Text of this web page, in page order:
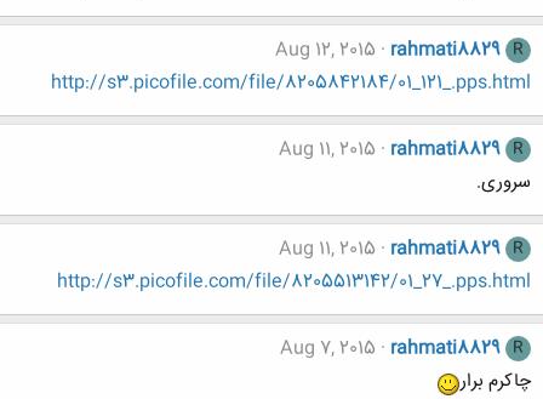
R
rahmati8829
Aug 12, 2015
http://s3.picofile.com/file/8205842184/01_121_.pps.html
R
rahmati8829
Aug 11, 2015
سروری.
R
rahmati8829
Aug 11, 2015
http://s3.picofile.com/file/8205513142/01_27_.pps.html
R
rahmati8829
Aug 7, 2015
چاکرم برار